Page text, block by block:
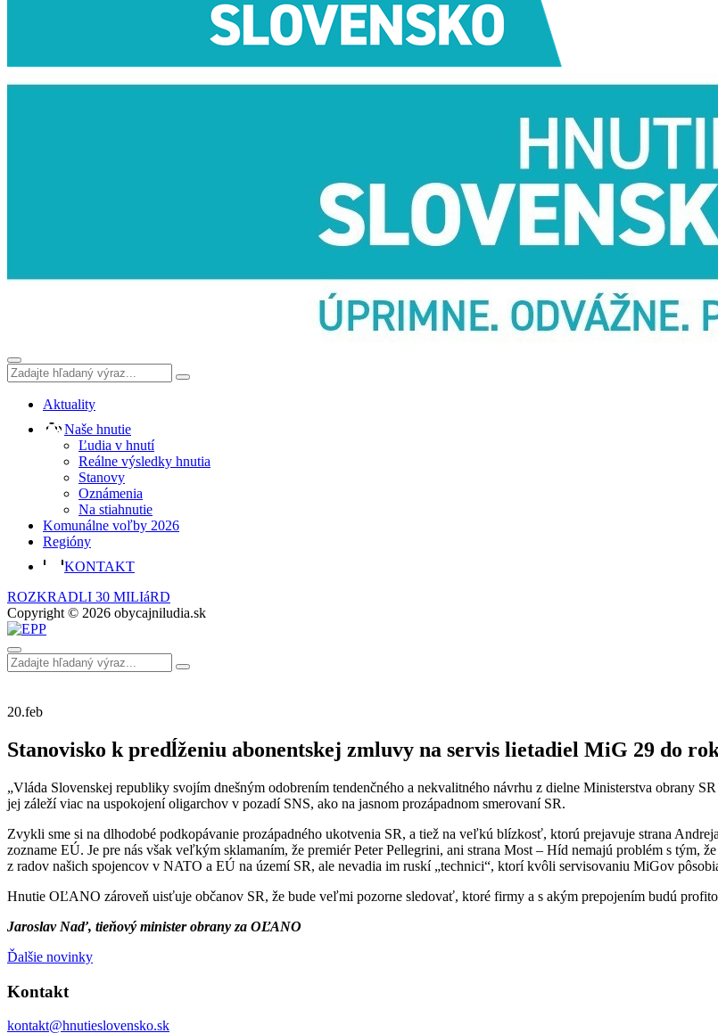
Aktuality
Naše hnutie
Ľudia v hnutí
Reálne výsledky hnutia
Stanovy
Oznámenia
Na stiahnutie
Komunálne voľby 2026
Regióny
KONTAKT
ROZKRADLI 30 MILIáRD
Copyright © 2026 obycajniludia.sk
20.feb
Stanovisko k predĺženiu abonentskej zmluvy na servis lietadiel MiG 29 do
„Vláda Slovenskej republiky svojím dnešným odobrením tendenčného a nekvalitného návrhu z dielne Ministerstva obrany
jej záleží viac na uspokojení oligarchov v pozadí SNS, ako na jasnom prozápadnom smerovaní SR.
Zvykli sme si na dlhodobé podkopávanie prozápadného ukotvenia SR, a tiež na veľkú blízkosť, ktorú prejavuje strana
zozname EÚ. Je pre nás však veľkým sklamaním, že premiér Peter Pellegrini, ani strana Most – Híd nemajú problém s
z radov našich spojencov v NATO a EÚ na území SR, ale nevadia im ruskí „technici“, ktorí kvôli servisovaniu MiGov
Hnutie OĽANO zároveň uisťuje občanov SR, že bude veľmi pozorne sledovať, ktoré firmy a s akým prepojením budú
Jaroslav Naď, tieňový minister obrany za OĽANO
Ďalšie novinky
Kontakt
kontakt@hnutieslovensko.sk